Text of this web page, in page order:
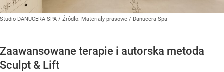
Studio DANUCERA SPA / Źródło: Materiały prasowe / Danucera Spa
Zaawansowane terapie i autorska metoda
Sculpt & Lift